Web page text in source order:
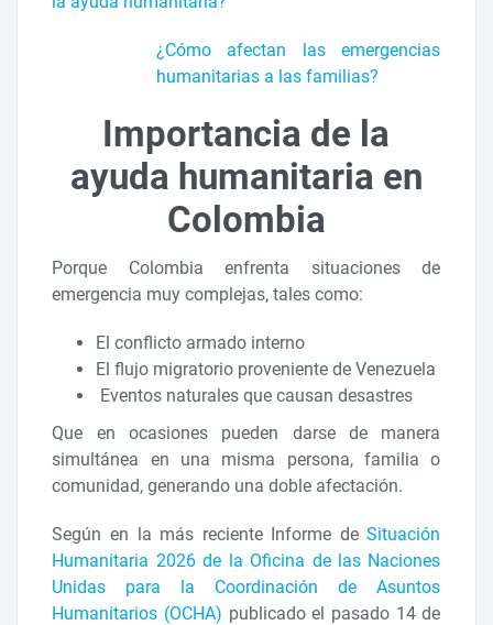
¿Cómo afectan las emergencias
humanitarias a las familias?
Importancia de la
ayuda humanitaria en
Colombia
Porque Colombia enfrenta situaciones de
emergencia muy complejas, tales como:
El conflicto armado interno
El flujo migratorio proveniente de Venezuela
Eventos naturales que causan desastres
Que en ocasiones pueden darse de manera
simultánea en una misma persona, familia o
comunidad, generando una doble afectación.
Según en la más reciente Informe deSituación
Humanitaria 2026 de la Oficina de las Naciones
Unidas para la Coordinación de Asuntos
Humanitarios (OCHA) publicado el pasado 14 de